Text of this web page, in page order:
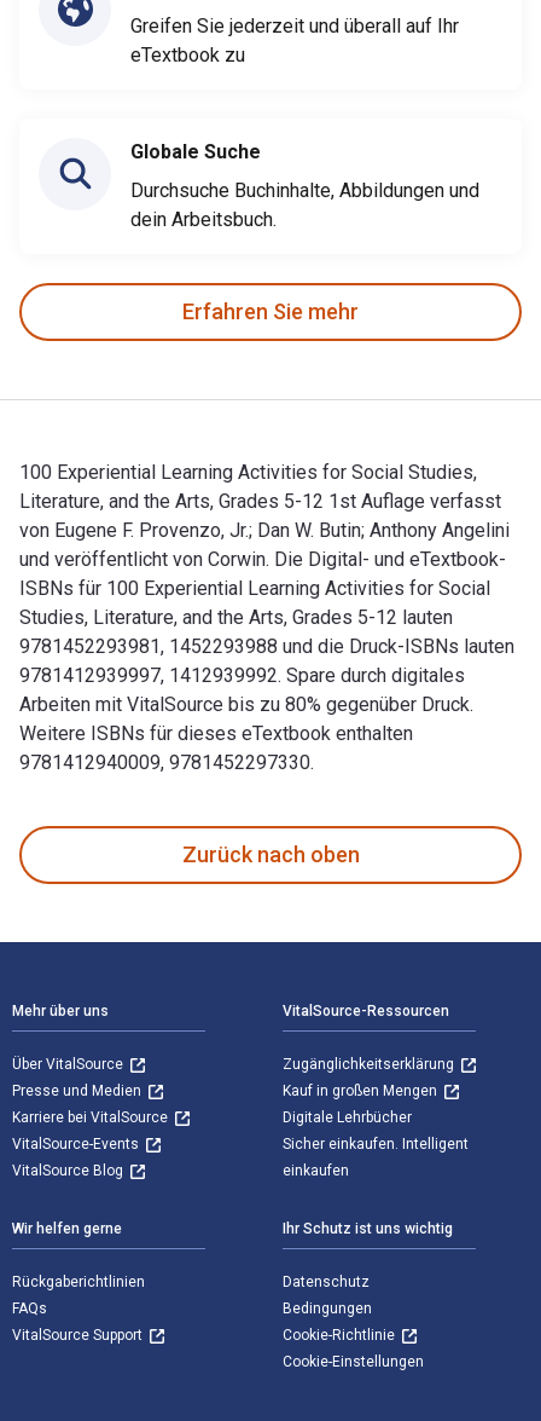
Greifen Sie jederzeit und überall auf Ihr
eTextbook zu
Globale Suche
Durchsuche Buchinhalte, Abbildungen und
dein Arbeitsbuch.
Erfahren Sie mehr
100 Experiential Learning Activities for Social Studies,
Literature, and the Arts, Grades 5-12 1st Auflage verfasst
von Eugene F. Provenzo, Jr.; Dan W. Butin; Anthony Angelini
und veröffentlicht von Corwin. Die Digital- und eTextbook-
ISBNs für 100 Experiential Learning Activities for Social
Studies, Literature, and the Arts, Grades 5-12 lauten
9781452293981, 1452293988 und die Druck-ISBNs lauten
9781412939997, 1412939992. Spare durch digitales
Arbeiten mit VitalSource bis zu 80% gegenüber Druck.
Weitere ISBNs für dieses eTextbook enthalten
9781412940009, 9781452297330.
Zurück nach oben
Mehr über uns
Über VitalSource
Presse und Medien
Karriere bei VitalSource
VitalSource-Events
VitalSource Blog
VitalSource-Ressourcen
Zugänglichkeitserklärung
Kauf in großen Mengen
Digitale Lehrbücher
Sicher einkaufen. Intelligent
einkaufen
Wir helfen gerne
Rückgaberichtlinien
FAQs
VitalSource Support
Ihr Schutz ist uns wichtig
Datenschutz
Bedingungen
Cookie-Richtlinie
Cookie-Einstellungen